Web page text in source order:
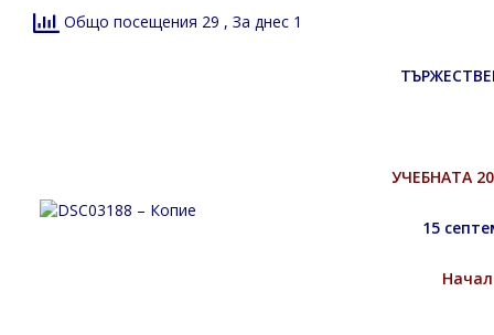
Общо посещения 29 , За днес 1
УЧЕБНАТА
15